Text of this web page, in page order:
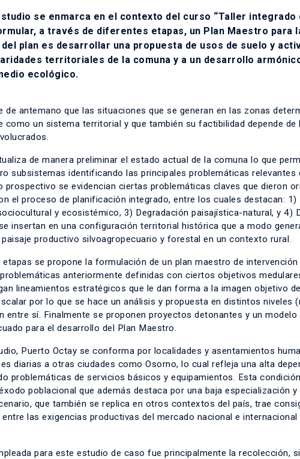
se enmarca en el contexto del curso “Taller integrado
a través de diferentes etapas, un Plan Maestro para
plan es desarrollar una propuesta de usos de suelo y
territoriales de la comuna y a un desarrollo
ecológico.
de antemano que las situaciones que se generan en las zonas
como un sistema territorial y que también su factibilidad depende de
de manera preliminar el estado actual de la comuna lo que
subsistemas identificando las principales problemáticas relevantes
se evidencian ciertas problemáticas claves que dieron
el proceso de planificación integrado, entre los cuales destacan: 1)
y ecosistémico, 3) Degradación paisajística-natural, y 4)
insertan en una configuración territorial histórica que a modo
productivo silvoagropecuario y forestal en un contexto rural.
se propone la formulación de un plan maestro de intervención
anteriormente definidas con ciertos objetivos
lineamientos estratégicos que le dan forma a la imagen objetivo
por lo que se hace un análisis y propuesta en distintos niveles
entre sí. Finalmente se proponen proyectos detonantes y un modelo
para el desarrollo del Plan Maestro.
Puerto Octay se conforma por localidades y asentamientos
diarias a otras ciudades como Osorno, lo cual refleja una alta
problemáticas de servicios básicos y equipamientos. Esta
poblacional que además destaca por una baja especialización y
que también se replica en otros contextos del país, trae
las exigencias productivas del mercado nacional e internacional
para este estudio de caso fue principalmente la recolección,